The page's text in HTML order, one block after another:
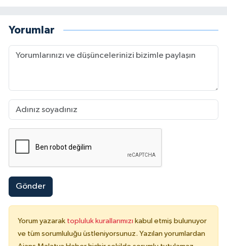
Yorumlar
Gönder
Yorum yazarak topluluk kurallarımızı kabul etmiş bulunuyor
ve tüm sorumluluğu üstleniyorsunuz. Yazılan yorumlardan